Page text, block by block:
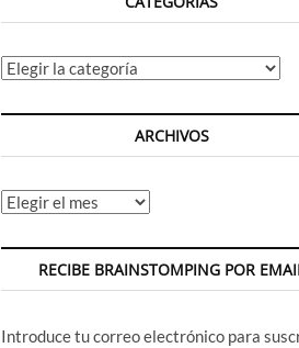
Categorías
ARCHIVOS
Archivos
RECIBE BRAINSTOMPING POR
Introduce tu correo electrónico para